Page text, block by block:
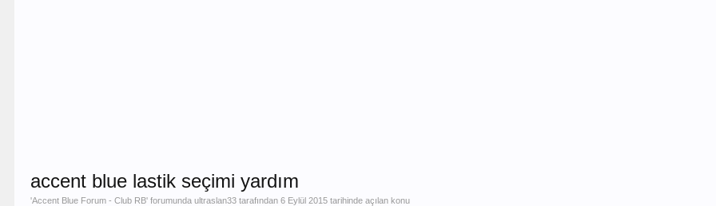
accent blue lastik seçimi yardım
'Accent Blue Forum - Club RB' forumundaultraslan33 tarafından6 Eylül 2015 tarihinde açılan konu